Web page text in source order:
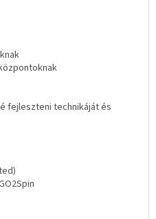
fejleszteni technikáját és